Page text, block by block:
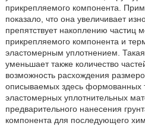
прикрепляемого компонента.
показало, что она увеличивает
препятствует накоплению частиц
прикрепляемого компонента и
эластомерным уплотнением. Такая
уменьшает также количество
возможность расхождения
описываемых здесь формованных
эластомерных уплотнительных
предварительного нанесения
компонента для последующего